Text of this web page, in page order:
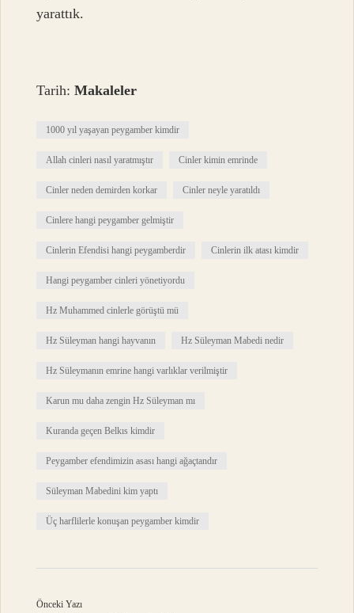
yarattık.
Tarih:Makaleler
1000 yıl yaşayan peygamber kimdir
Allah cinleri nasıl yaratmıştır Cinler kimin emrinde
Cinler neden demirden korkar Cinler neyle yaratıldı
Cinlere hangi peygamber gelmiştir
Cinlerin Efendisi hangi peygamberdir Cinlerin ilk atası kimdir
Hangi peygamber cinleri yönetiyordu
Hz Muhammed cinlerle görüştü mü
Hz Süleyman hangi hayvanın Hz Süleyman Mabedi nedir
Hz Süleymanın emrine hangi varlıklar verilmiştir
Karun mu daha zengin Hz Süleyman mı
Kuranda geçen Belkıs kimdir
Peygamber efendimizin asası hangi ağaçtandır
Süleyman Mabedini kim yaptı
Üç harflilerle konuşan peygamber kimdir
Önceki Yazı